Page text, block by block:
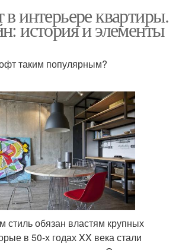
интерьере квартиры.
история и элементы
таким популярным?
обязан властям крупных
в 50-х годах XX века стали